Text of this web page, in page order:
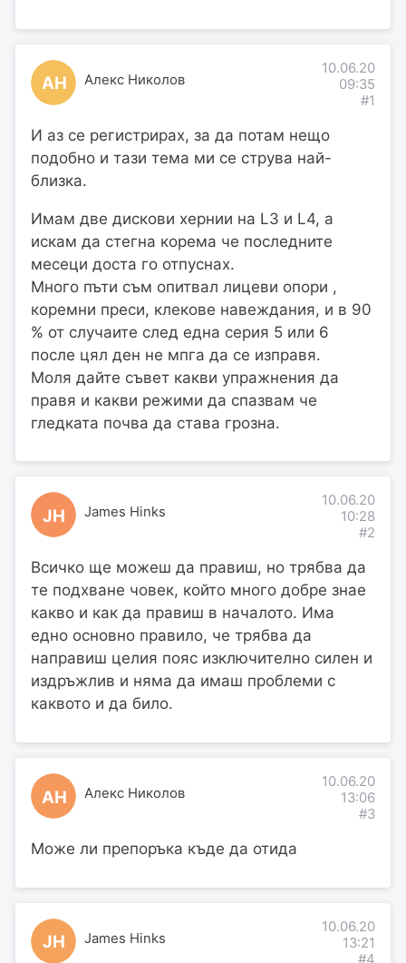
АН Алекс Николов
10.06.20
09:35
#1
И аз се регистрирах, за да потам нещо
подобно и тази тема ми се струва най-
близка.
Имам две дискови хернии на L3 и L4, а
искам да стегна корема че последните
месеци доста го отпуснах.
Много пъти съм опитвал лицеви опори ,
коремни преси, клекове навеждания, и в 90
% от случаите след една серия 5 или 6
после цял ден не мпга да се изправя.
Моля дайте съвет какви упражнения да
правя и какви режими да спазвам че
гледката почва да става грозна.
JH James Hinks
10.06.20
10:28
#2
Всичко ще можеш да правиш, но трябва да
те подхване човек, който много добре знае
какво и как да правиш в началото. Има
едно основно правило, че трябва да
направиш целия пояс изключително силен и
издръжлив и няма да имаш проблеми с
каквото и да било.
АН Алекс Николов
10.06.20
13:06
#3
Може ли препоръка къде да отида
JH James Hinks
10.06.20
13:21
#4